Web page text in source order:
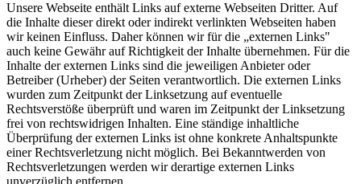
Unsere Webseite enthält Links auf externe Webseiten Dritter. Auf
die Inhalte dieser direkt oder indirekt verlinkten Webseiten haben
wir keinen Einfluss. Daher können wir für die „externen Links"
auch keine Gewähr auf Richtigkeit der Inhalte übernehmen. Für die
Inhalte der externen Links sind die jeweiligen Anbieter oder
Betreiber (Urheber) der Seiten verantwortlich. Die externen Links
wurden zum Zeitpunkt der Linksetzung auf eventuelle
Rechtsverstöße überprüft und waren im Zeitpunkt der Linksetzung
frei von rechtswidrigen Inhalten. Eine ständige inhaltliche
Überprüfung der externen Links ist ohne konkrete Anhaltspunkte
einer Rechtsverletzung nicht möglich. Bei Bekanntwerden von
Rechtsverletzungen werden wir derartige externen Links
unverzüglich entfernen.